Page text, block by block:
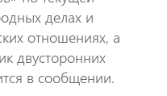
делах и
отношениях, а
двусторонних
в сообщении.